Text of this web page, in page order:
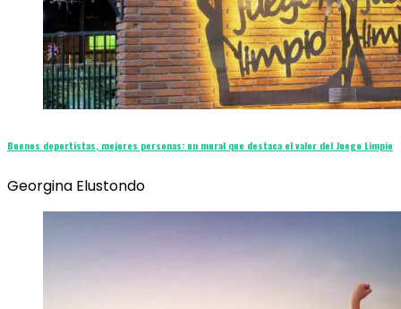
Buenos deportistas, mejores personas: un mural que destaca el valor del Juego Limpio
Georgina Elustondo